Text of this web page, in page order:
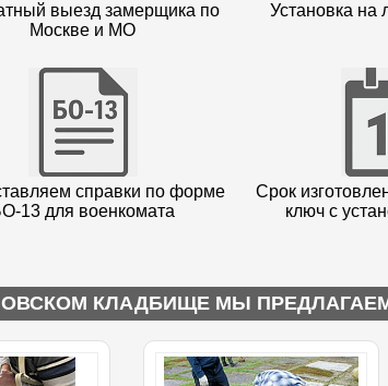
выезд замерщика по
Москве и МО
Установка
справки по форме
13 для военкомата
Срок
ключ с
КЛАДБИЩЕ МЫ